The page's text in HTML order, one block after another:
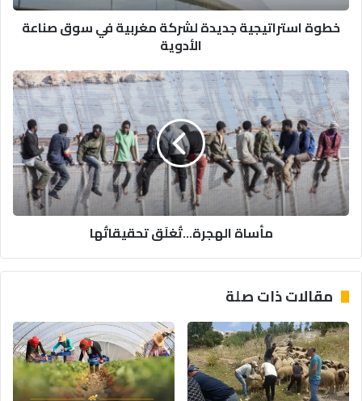
الأدوية
خطوة استراتيجية جديدة لشركة مغربية في سوق صناعة
الأدوية
مأساة
الهجرة...تُغلَق
تحقيقاتُها
مأساة الهجرة...تُغلَق تحقيقاتُها
مقالات ذات صلة